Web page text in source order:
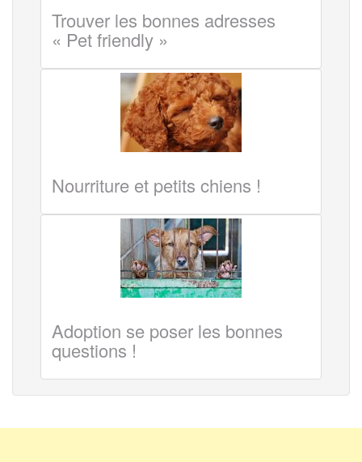
Trouver les bonnes adresses
« Pet friendly »
Nourriture et petits chiens !
Adoption se poser les bonnes
questions !